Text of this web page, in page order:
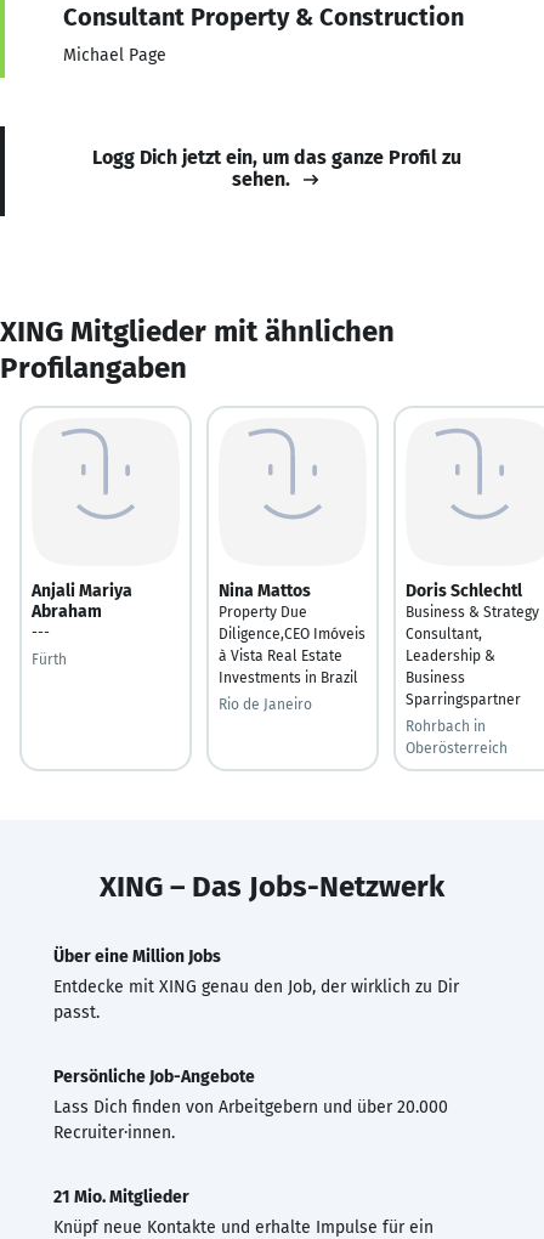
Consultant Property & Construction
Michael Page
Logg Dich jetzt ein, um das ganze Profil zu
sehen.
XING Mitglieder mit ähnlichen
Profilangaben
Anjali Mariya
Abraham
---
Fürth
Nina Mattos
Property Due
Diligence,CEO Imóveis
à Vista Real Estate
Investments in Brazil
Rio de Janeiro
Doris Schlechtl
Business & Strategy
Consultant,
Leadership &
Business
Sparringspartner
Rohrbach in
Oberösterreich
XING – Das Jobs-Netzwerk
Über eine Million Jobs
Entdecke mit XING genau den Job, der wirklich zu Dir
passt.
Persönliche Job-Angebote
Lass Dich finden von Arbeitgebern und über 20.000
Recruiter·innen.
21 Mio. Mitglieder
Knüpf neue Kontakte und erhalte Impulse für ein